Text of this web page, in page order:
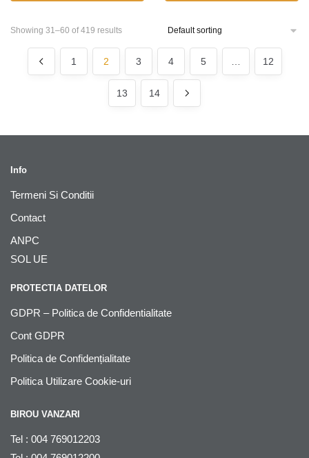
Showing 31–60 of 419 results
1 2 3 4 5 12
13 14
Info
Termeni Si Conditii
Contact
ANPC
SOL UE
PROTECTIA DATELOR
GDPR – Politica de Confidentialitate
Cont GDPR
Politica de Confidențialitate
Politica Utilizare Cookie-uri
BIROU VANZARI
Tel : 004 769012203